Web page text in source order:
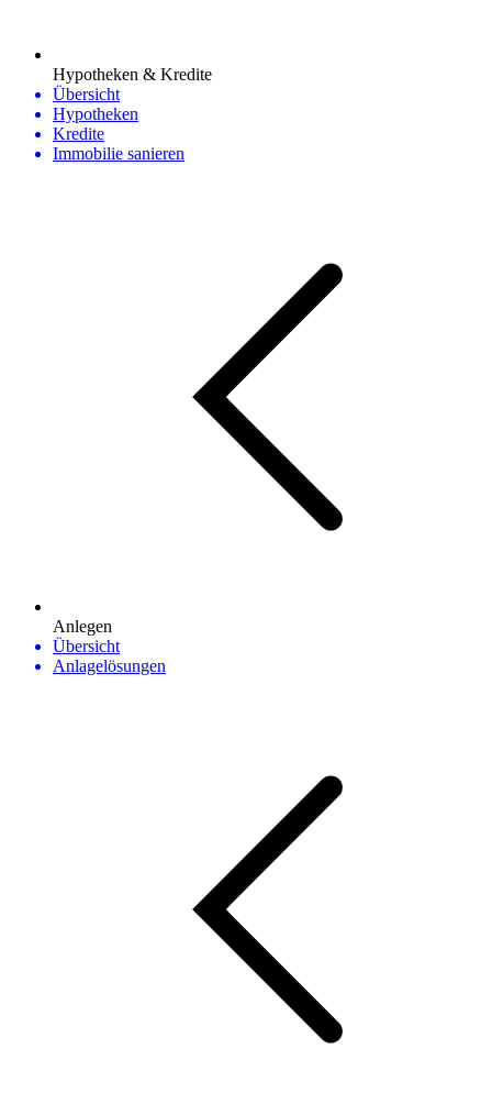
Hypotheken & Kredite
Übersicht
Hypotheken
Kredite
Immobilie sanieren
Anlegen
Übersicht
Anlagelösungen